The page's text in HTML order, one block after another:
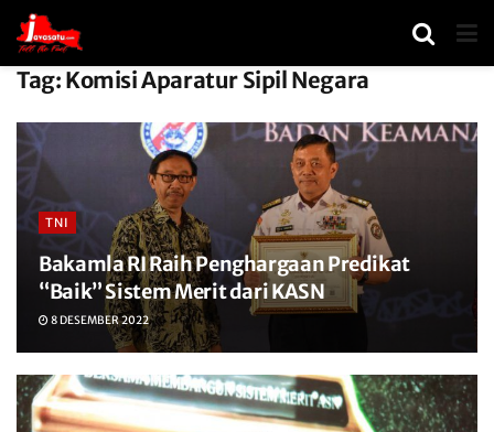
Tag: Komisi Aparatur Sipil Negara
TNI
Bakamla RI Raih Penghargaan Predikat
“Baik” Sistem Merit dari KASN
8 DESEMBER 2022